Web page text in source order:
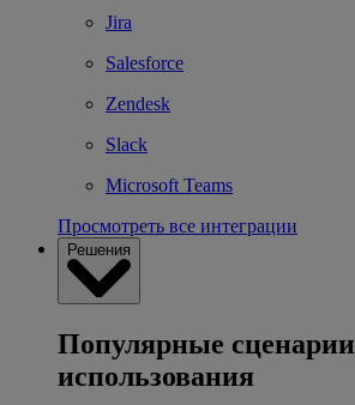
Jira
Salesforce
Zendesk
Slack
Microsoft Teams
Просмотреть все интеграции
Решения
Популярные сценарии
использования